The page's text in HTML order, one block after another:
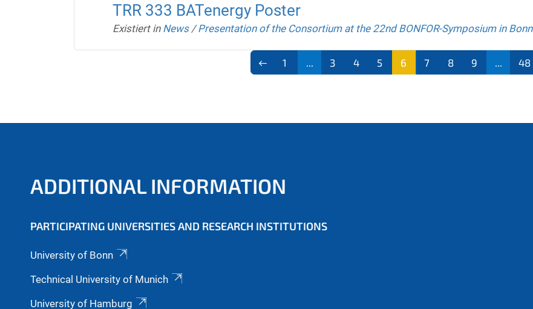
TRR 333 BATenergy Poster
Existiert in News /Presentation of the Consortium at the 22nd BONFOR-Symposium in Bonn
1 3 4 5
6
7 8 9 48
ADDITIONAL INFORMATION
PARTICIPATING UNIVERSITIES AND RESEARCH INSTITUTIONS
University of Bonn
Technical University of Munich
University of Hamburg